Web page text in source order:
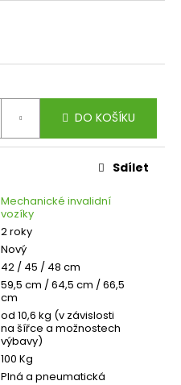
DO KOŠÍKU
Mechanické invalidní
vozíky
2 roky
Nový
42 / 45 / 48 cm
59,5 cm / 64,5 cm / 66,5
cm
od 10,6 kg (v závislosti
na šířce a možnostech
výbavy)
100 Kg
Plná a pneumatická
Sdílet